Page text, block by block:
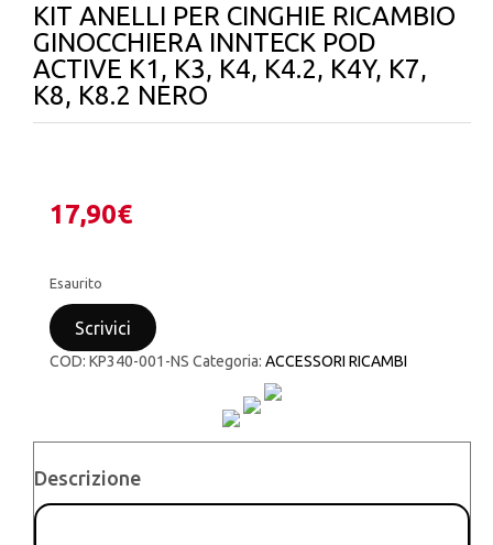
KIT ANELLI PER CINGHIE RICAMBIO
GINOCCHIERA INNTECK POD
ACTIVE K1, K3, K4, K4.2, K4Y, K7,
K8, K8.2 NERO
17,90€
Esaurito
Scrivici
COD: KP340-001-NS Categoria: ACCESSORI RICAMBI
Descrizione